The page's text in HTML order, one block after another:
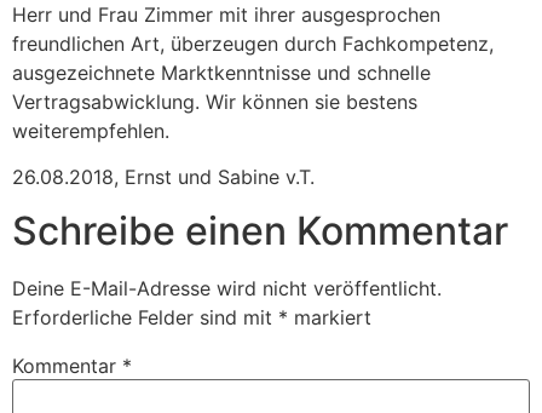
Herr und Frau Zimmer mit ihrer ausgesprochen
freundlichen Art, überzeugen durch Fachkompetenz,
ausgezeichnete Marktkenntnisse und schnelle
Vertragsabwicklung. Wir können sie bestens
weiterempfehlen.
26.08.2018, Ernst und Sabine v.T.
Schreibe einen Kommentar
Deine E-Mail-Adresse wird nicht veröffentlicht.
Erforderliche Felder sind mit * markiert
Kommentar *